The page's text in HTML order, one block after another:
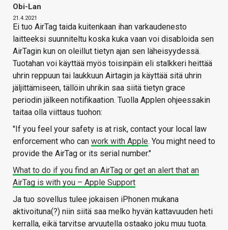
Obi-Lan
21.4.2021
Ei tuo AirTag taida kuitenkaan ihan varkaudenesto
laitteeksi suunniteltu koska kuka vaan voi disabloida sen
AirTagin kun on oleillut tietyn ajan sen läheisyydessä.
Tuotahan voi käyttää myös toisinpäin eli stalkkeri heittää
uhrin reppuun tai laukkuun Airtagin ja käyttää sitä uhrin
jäljittämiseen, tällöin uhrikin saa siitä tietyn grace
periodin jälkeen notifikaation. Tuolla Applen ohjeessakin
taitaa olla viittaus tuohon:
"If you feel your safety is at risk, contact your local law
enforcement who can work with Apple. You might need to
provide the AirTag or its serial number."
What to do if you find an AirTag or get an alert that an
AirTag is with you – Apple Support
Ja tuo sovellus tulee jokaisen iPhonen mukana
aktivoituna(?) niin siitä saa melko hyvän kattavuuden heti
kerralla, eikä tarvitse arvuutella ostaako joku muu tuota.